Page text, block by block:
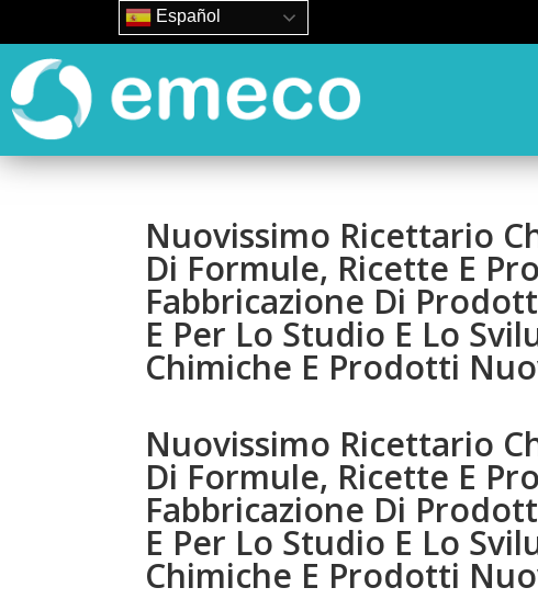
Nuovissimo Ricettario
Di Formule, Ricette E
Fabbricazione Di
E Per Lo Studio E Lo
Chimiche E Prodotti
Nuovissimo Ricettario
Di Formule, Ricette E
Fabbricazione Di
E Per Lo Studio E Lo
Chimiche E Prodotti
Español